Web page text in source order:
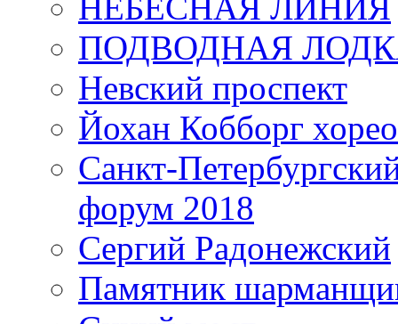
ПОДВОДНАЯ
Невский проспект
Йохан Кобборг
Санкт-
форум 2018
Сергий Радонежский
Памятник